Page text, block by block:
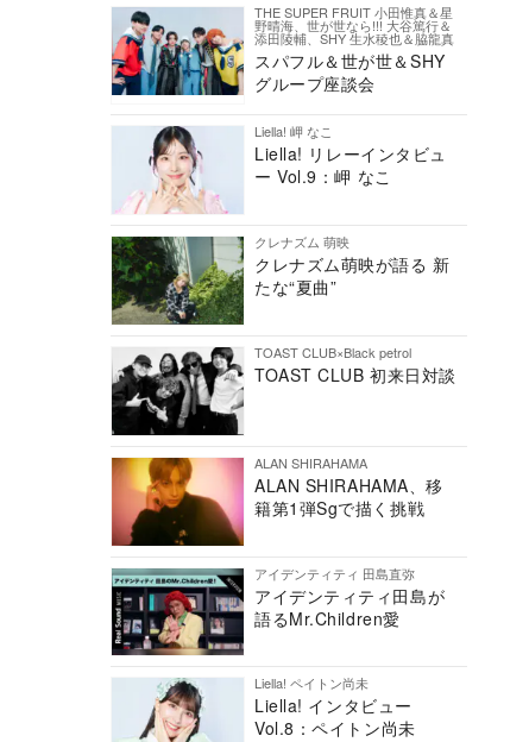
THE SUPER FRUIT 小田惟真＆星
野晴海、世が世なら!!! 大谷篤行＆
添田陵輔、SHY 生水稜也＆脇龍真
スパフル＆世が世＆SHY
グループ座談会
Liella! 岬 なこ
Liella! リレーインタビュ
ー Vol.9：岬 なこ
クレナズム 萌映
クレナズム萌映が語る 新
たな“夏曲”
TOAST CLUB×Black petrol
TOAST CLUB 初来日対談
ALAN SHIRAHAMA
ALAN SHIRAHAMA、移
籍第1弾Sgで描く挑戦
アイデンティティ 田島直弥
アイデンティティ田島が
語るMr.Children愛
Liella! ペイトン尚未
Liella! インタビュー
Vol.8：ペイトン尚未